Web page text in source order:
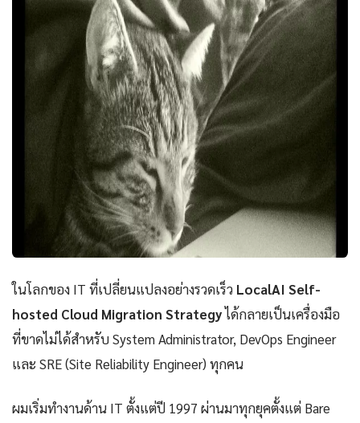
ในโลกของ IT ที่เปลี่ยนแปลงอย่างรวดเร็ว LocalAI Self-
hosted Cloud Migration Strategyได้กลายเป็นเครื่องมือ
ที่ขาดไม่ได้สำหรับ System Administrator, DevOps Engineer
และ SRE (Site Reliability Engineer) ทุกคน
ผมเริ่มทำงานด้าน IT ตั้งแต่ปี 1997 ผ่านมาทุกยุคตั้งแต่ Bare